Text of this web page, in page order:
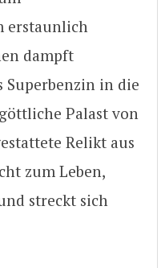
erstaunlich
dampft
in die
Palast von
Relikt aus
zum Leben,
streckt sich